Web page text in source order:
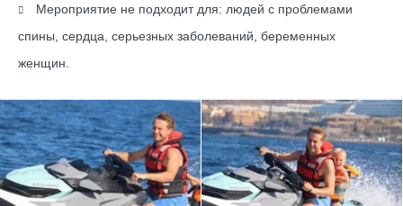
Мероприятие не подходит для: людей с проблемами
спины, сердца, серьезных заболеваний, беременных
женщин.